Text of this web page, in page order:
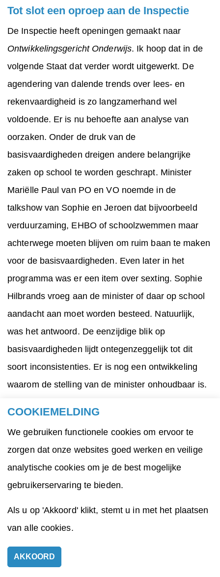
Tot slot een oproep aan de Inspectie
De Inspectie heeft openingen gemaakt naar
Ontwikkelingsgericht Onderwijs. Ik hoop dat in de
volgende Staat dat verder wordt uitgewerkt. De
agendering van dalende trends over lees- en
rekenvaardigheid is zo langzamerhand wel
voldoende. Er is nu behoefte aan analyse van
oorzaken. Onder de druk van de
basisvaardigheden dreigen andere belangrijke
zaken op school te worden geschrapt. Minister
Mariëlle Paul van PO en VO noemde in de
talkshow van Sophie en Jeroen dat bijvoorbeeld
verduurzaming, EHBO of schoolzwemmen maar
achterwege moeten blijven om ruim baan te maken
voor de basisvaardigheden. Even later in het
programma was er een item over sexting. Sophie
Hilbrands vroeg aan de minister of daar op school
aandacht aan moet worden besteed. Natuurlijk,
was het antwoord. De eenzijdige blik op
basisvaardigheden lijdt ontegenzeggelijk tot dit
soort inconsistenties. Er is nog een ontwikkeling
waarom de stelling van de minister onhoudbaar is.
gaat veel tijd van jongeren op aan gamen en social
media. En dan moet er ook tijd gevonden worden
voor een baantje en sport. Voor huiswerk, laat
staan een boek lezen is bijna geen tijd meer over.
De kans is groot dat er steeds meer aspecten van
de ontwikkeling van jongeren in schoolverband
gewoon niet. Sporten, muziek maken en lezen kan
COOKIEMELDING
We gebruiken functionele cookies om ervoor te
zorgen dat onze websites goed werken en veilige
analytische cookies om je de best mogelijke
gebruikerservaring te bieden.
Als u op 'Akkoord' klikt, stemt u in met het plaatsen
van alle cookies.
AKKOORD